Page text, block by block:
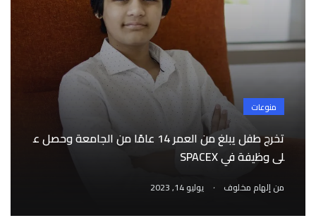
منوعات
تخرج طفل يبلغ من العمر 14 عامًا من الجامعة وحصل ع
لى وظيفة في SPACEX
منإلهام مخلوف . يوليو 14, 2023